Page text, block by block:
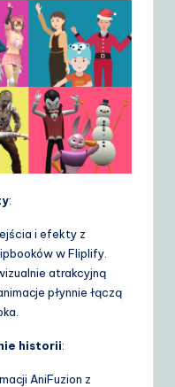
:
i efekty z
w Fliplify.
atrakcyjną
płynnie łączą
historii:
AniFuzion z